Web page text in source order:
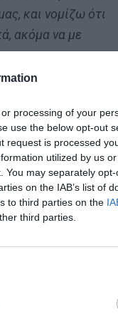
processing of your
use the below opt-out
request is processed
utilized by us
You may separately
on the IAB’s list of
to third parties on the
third parties.
και νομίζω ότι
ακόμα να με
σε μια
αγώνα”έλεγε σε
παίκτες της
σε δύσκολη θέση.
να το πω μπροστά